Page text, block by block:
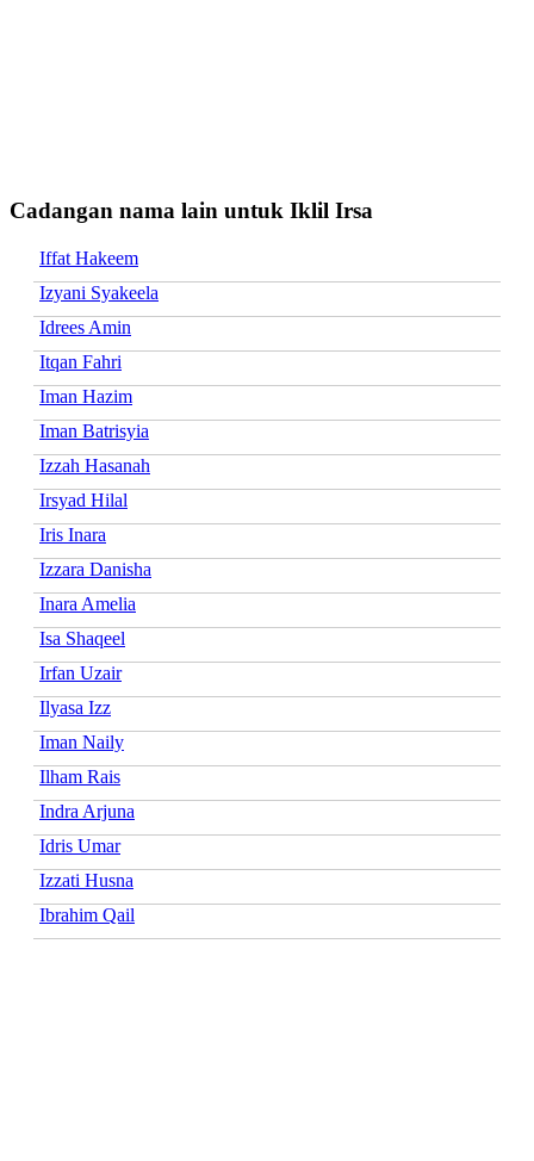
Cadangan nama lain untuk Iklil Irsa
Iffat Hakeem
Izyani Syakeela
Idrees Amin
Itqan Fahri
Iman Hazim
Iman Batrisyia
Izzah Hasanah
Irsyad Hilal
Iris Inara
Izzara Danisha
Inara Amelia
Isa Shaqeel
Irfan Uzair
Ilyasa Izz
Iman Naily
Ilham Rais
Indra Arjuna
Idris Umar
Izzati Husna
Ibrahim Qail